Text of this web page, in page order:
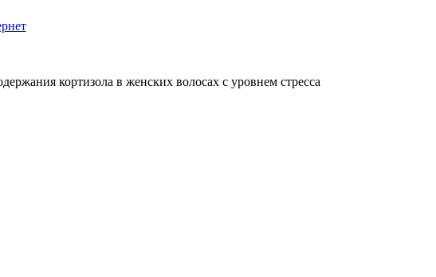
кортизола в женских волосах с уровнем стресса